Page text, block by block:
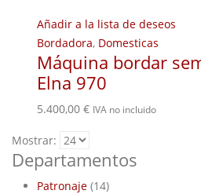
Añadir a la lista de deseos
Bordadora, Domesticas
Máquina bordar
Elna 970
5.400,00 € IVA no incluido
Mostrar:
Departamentos
Patronaje (14)